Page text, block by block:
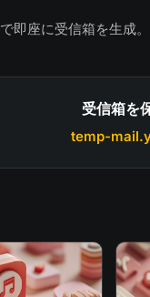
で即座に受信箱を生成
受信箱を
temp-